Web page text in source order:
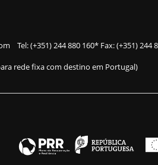
Tel:(+351) 244 880 160* Fax: (+351) 244
rede fixa com destino em Portugal)